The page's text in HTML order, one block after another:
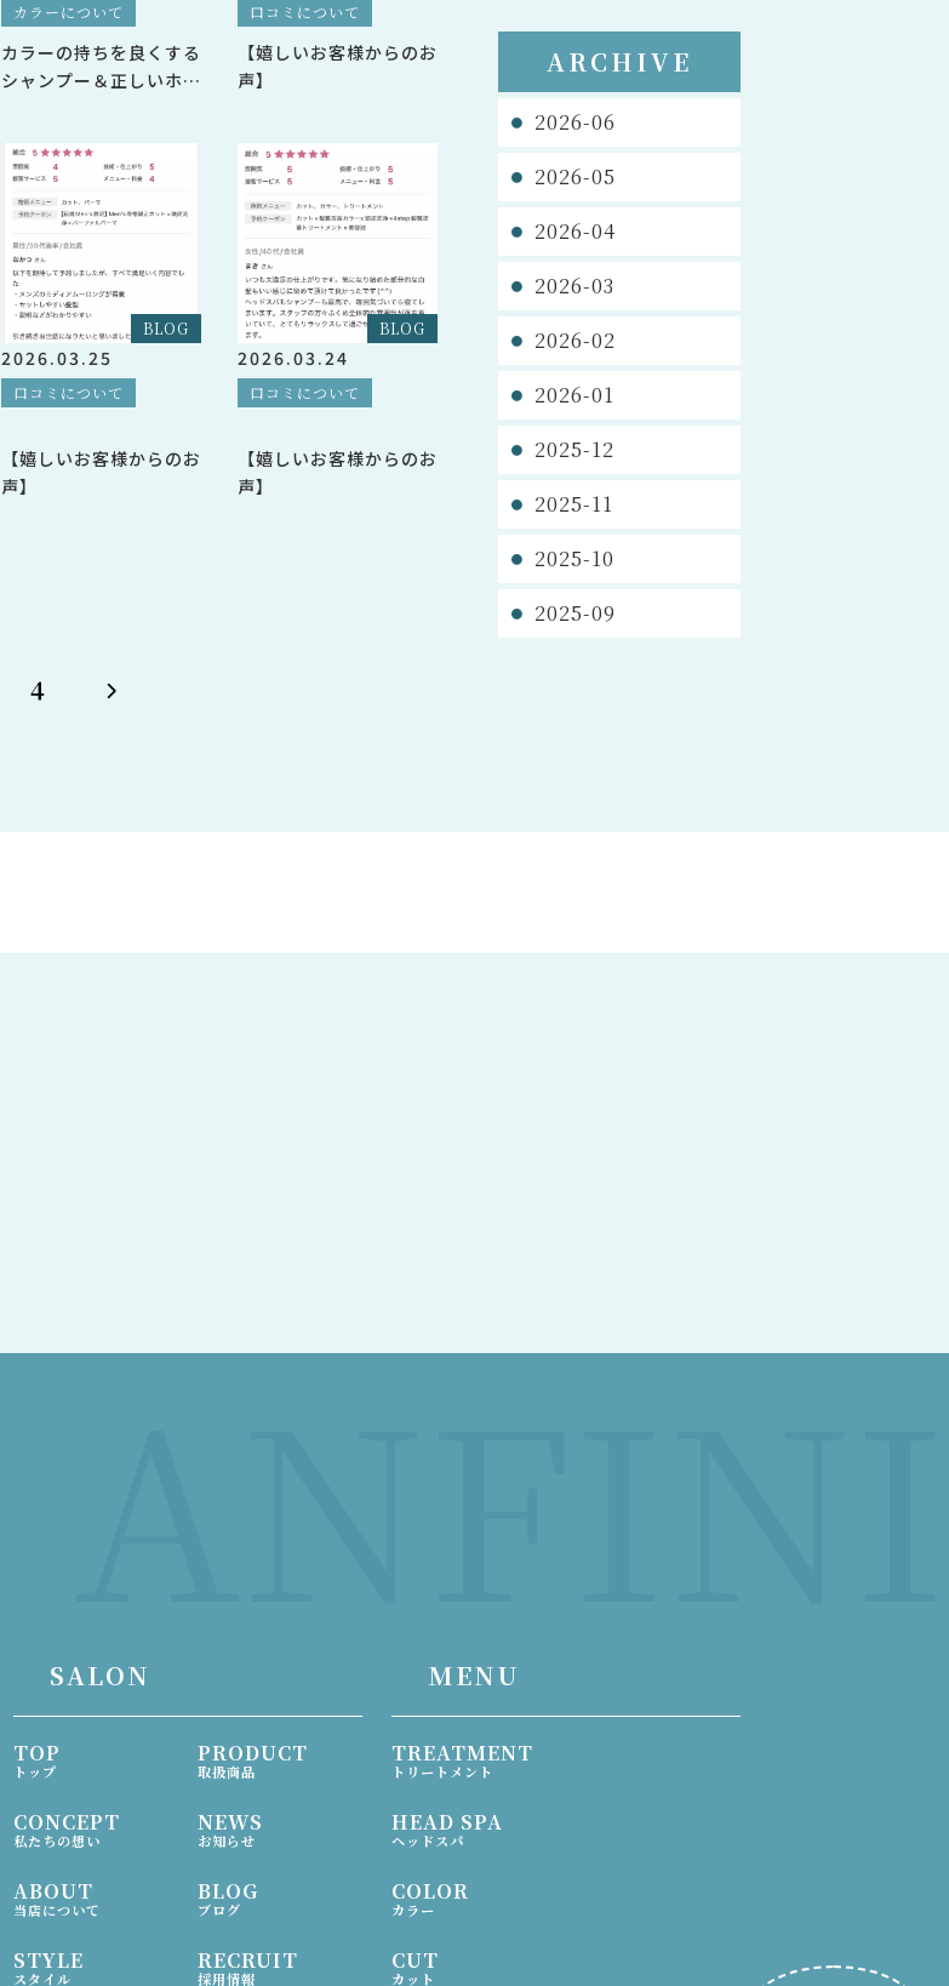
カラーについて
カラーの持ちを良くする
シャンプー＆正しいホー
口コミについて
【嬉しいお客様からのお
声】
BLOG
2026.03.25
口コミについて
【嬉しいお客様からのお
声】
BLOG
2026.03.24
口コミについて
【嬉しいお客様からのお
声】
4
ARCHIVE
2026-06
2026-05
2026-04
2026-03
2026-02
2026-01
2025-12
2025-11
2025-10
2025-09
SALON
TOP
トップ
CONCEPT
私たちの想い
ABOUT
当店について
STYLE
スタイル
PRODUCT
取扱商品
NEWS
お知らせ
BLOG
ブログ
RECRUIT
採用情報
MENU
TREATMENT
トリートメント
HEAD SPA
ヘッドスパ
COLOR
カラー
CUT
カット